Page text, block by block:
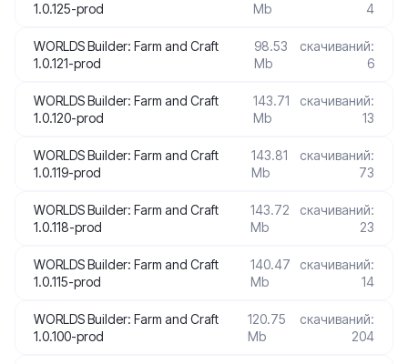
1.0.125-prod
Mb
4
WORLDS Builder: Farm and Craft
1.0.121-prod
98.53
Mb
скачиваний:
6
WORLDS Builder: Farm and Craft
1.0.120-prod
143.71
Mb
скачиваний:
13
WORLDS Builder: Farm and Craft
1.0.119-prod
143.81
Mb
скачиваний:
73
WORLDS Builder: Farm and Craft
1.0.118-prod
143.72
Mb
скачиваний:
23
WORLDS Builder: Farm and Craft
1.0.115-prod
140.47
Mb
скачиваний:
14
WORLDS Builder: Farm and Craft
1.0.100-prod
120.75
Mb
скачиваний:
204